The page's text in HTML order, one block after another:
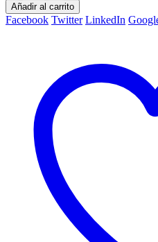
Añadir al carrito
Facebook Twitter LinkedIn